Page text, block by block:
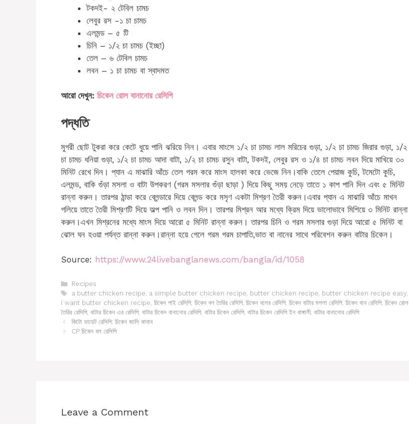
টকদই- ২ টেবিল চামচ
লেবুর রস -১ চা চামচ
এলমন্ড – ৫ টি
চিনি – ১/২ চা চামচ (ইচ্ছা)
তেল – ৬ টেবিল চামচ
লবন – ১ চা চামচ বা স্বাদমত
আরো দেখুন: চিকেন রোল বানানোর রেসিপি
পদ্ধতি
মুগরী ছোট টুকরা করে কেটে ধুয়ে পানি ঝরিয়ে নিন। এবার মাংসে ১/২ চা চামচ লাল মরিচের গুড়া, ১/২ চা চামচ জিরার গুড়া, ১/২
চা চামচ ধনিয়া গুড়া, ১/২ চা চামচ আদা বাটা, ১/২ চা চামচ রসুন বাটা, টকদই, লেবুর রস ও ১/৪ চা চামচ লবন দিয়ে মাখিয়ে ৩০
মিনিট রেখে দিন। প্যান এ মাঝারি আঁচে তেল গরম করে মাংস হালকা করে ভেজে নিন।বাকি তেলে পেয়াজ কুচি, টমেটো কুচি,
এলমন্ড, বাকি গুঁড়া মসলা ও বাটা উপকরণ (গরম মসলার গুঁড়া ছাড়া ) দিয়ে কিছু সময় নেড়ে তাতে ১ কাপ পানি দিন এবং ৫ মিনিট
রান্না করুন। তারপর ঠান্ডা করে ব্লেন্ডারে দিয়ে ব্লেন্ড করে মসৃণ একটা মিশ্রণ তৈরী করুন।এবার প্যান এ মাঝারি আঁচে মাখন
গলিয়ে তাতে তৈরী মিশ্রণটি দিয়ে অল্প পানি ও লবন দিন। তারপর মিশ্রন আর মধ্যে ক্রিম দিয়ে ভালোভাবে মিশিয়ে ৩ মিনিট রান্না
করুন।এখন মিশ্রনের মধ্যে মাংস দিয়ে আরো ৫ মিনিট রান্না করুন। তারপর চিনি ও গরম মসলার গুড়া দিয়ে আরো ৫ মিনিট বা
ঝোল ঘন হওয়া পর্যন্ত রান্না করুন।রান্না হয়ে গেলে গরম গরম চাপাতি,ভাত বা নানের সাথে পরিবেশন করুন বাটার চিকেন।
Source: https://www.24livebanglanews.com/bangla/id/1058
Categories
Recipes
Tags
a butter chicken recipe, a simple butter chicken recipe, butter chicken recipe, butter chicken recipe easy,
i want butter chicken recipe, চিকেন পাই রেসিপি, চিকেন বল তৈরির রেসিপি, চিকেন বলের রেসিপি, চিকেন বাটার মশলা রেসিপি, চিকেন বান রেসিপি, চিকেন রোল
তৈরির রেসিপি, বাটার চিকেন এর রেসিপি, বাটার চিকেন বানানোর রেসিপি, বাটার চিকেন রেসিপি, বাটার চিকেন রেসিপি ইন বাঙ্গালী, বাটার বানানোর রেসিপি
কিটো ডায়েট রেসিপি: চিকেন জালি কাবাব
CP চিকেন বল রেসিপি
Leave a Comment